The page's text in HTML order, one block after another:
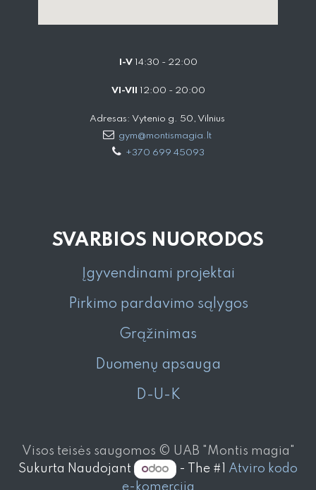
I-V14:30 - 22:00
VI-VII 12:00 - 20:00
Adresas: Vytenio g. 50, Vilnius
gym@montismagia.lt
+370 699 45093
SVARBIOS NUORODOS
Įgyvendinami projektai
Pirkimo pardavimo sąlygos
Grąžinimas
Duomenų apsauga
D-U-K
Visos teisės saugomos © UAB "Montis magia"
Sukurta Naudojant
- The #1 Atviro kodo
e-komercija